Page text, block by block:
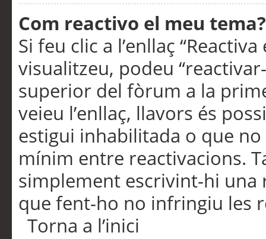
Com reactivo el meu tema?
Si feu clic a l’enllaç
visualitzeu, podeu
superior del fòrum a la
veieu l’enllaç, llavors és
estigui inhabilitada o que
mínim entre reactivacions.
simplement escrivint-hi una
que fent-ho no infringiu les
Torna a l’inici